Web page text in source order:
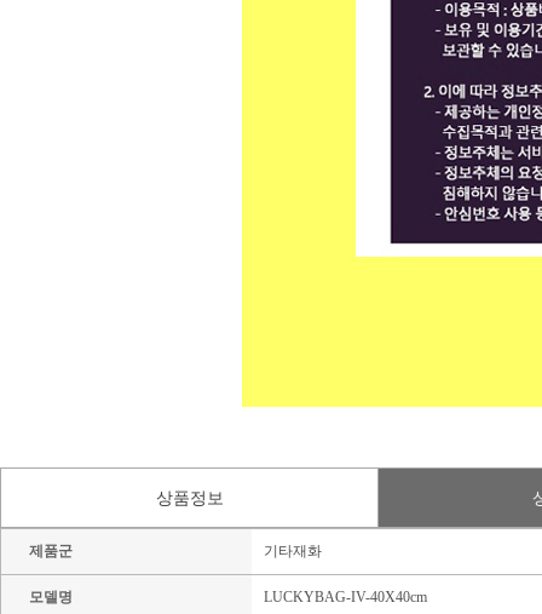
상품정보
제품군 기타재화
모델명 LUCKYBAG-IV-40X40cm